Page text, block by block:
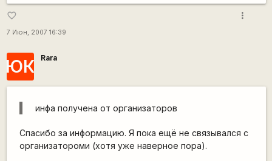
favorite_border
7 Июн, 2007 16:39
more_vert
ЮК Rara
инфа получена от организаторов
Спасибо за информацию. Я пока ещё не связывался с
организатороми (хотя уже наверное пора).